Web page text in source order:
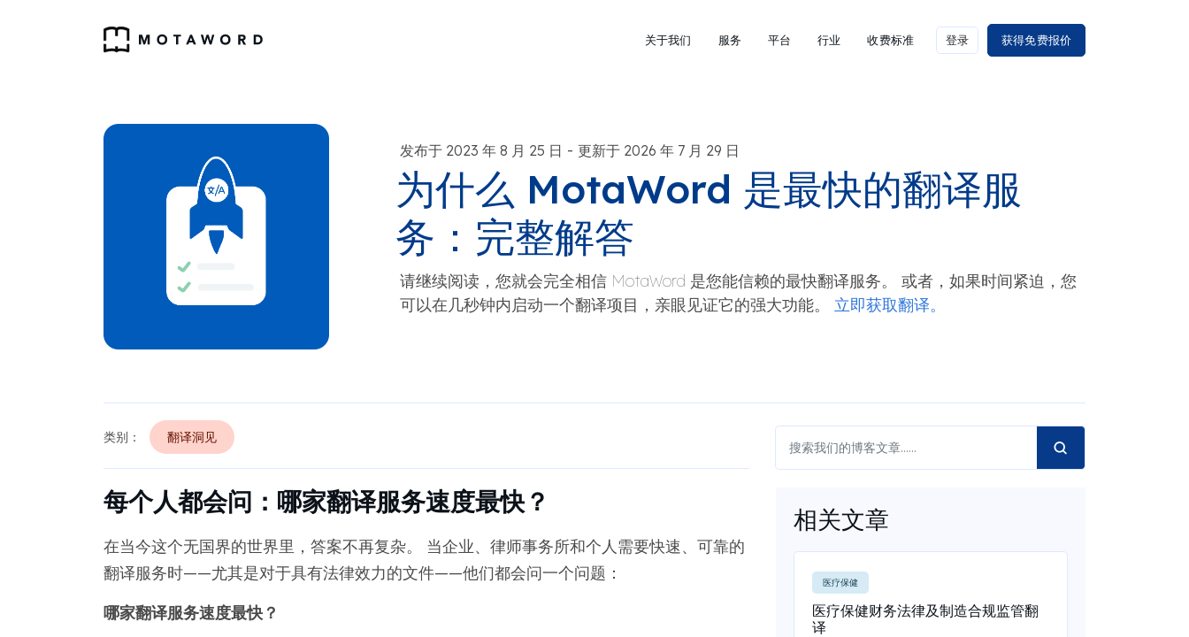
关于我们 服务 平台 行业 收费标准 登录 获得免费报价
发布于 2023 年 8 月 25 日 - 更新于 2026 年 7 月 29 日
为什么 MotaWord 是最快的翻译服
务：完整解答
请继续阅读，您就会完全相信 MotaWord 是您能信赖的最快翻译服务。 或者，如果时间紧迫，您
可以在几秒钟内启动一个翻译项目，亲眼见证它的强大功能。 立即获取翻译。
类别： 翻译洞见
每个人都会问：哪家翻译服务速度最快？
在当今这个无国界的世界里，答案不再复杂。 当企业、律师事务所和个人需要快速、可靠的
翻译服务时——尤其是对于具有法律效力的文件——他们都会问一个问题：
哪家翻译服务速度最快？
相关文章
医疗保健
医疗保健财务法律及制造合规监管翻
译